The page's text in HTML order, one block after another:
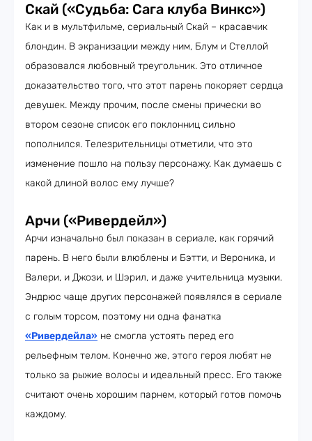
Скай («Судьба: Сага клуба Винкс»)
Как и в мультфильме, сериальный Скай – красавчик
блондин. В экранизации между ним, Блум и Стеллой
образовался любовный треугольник. Это отличное
доказательство того, что этот парень покоряет сердца
девушек. Между прочим, после смены прически во
втором сезоне список его поклонниц сильно
пополнился. Телезрительницы отметили, что это
изменение пошло на пользу персонажу. Как думаешь с
какой длиной волос ему лучше?
Арчи («Ривердейл»)
Арчи изначально был показан в сериале, как горячий
парень. В него были влюблены и Бэтти, и Вероника, и
Валери, и Джози, и Шэрил, и даже учительница музыки.
Эндрюс чаще других персонажей появлялся в сериале
с голым торсом, поэтому ни одна фанатка
«Ривердейла» не смогла устоять перед его
рельефным телом. Конечно же, этого героя любят не
только за рыжие волосы и идеальный пресс. Его также
считают очень хорошим парнем, который готов помочь
каждому.